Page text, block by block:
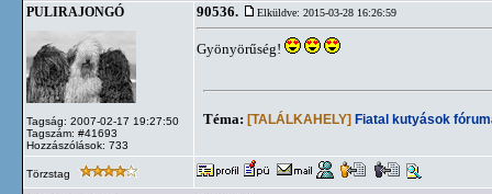
PULIRAJONGÓ
Tagság: 2007-02-17 19:27:50
Tagszám: #41693
Hozzászólások: 733
90536. Elküldve: 2015-03-28 16:26:59
Gyönyörűség!
Téma: [TALÁLKAHELY] Fiatal kutyások
Törzstag